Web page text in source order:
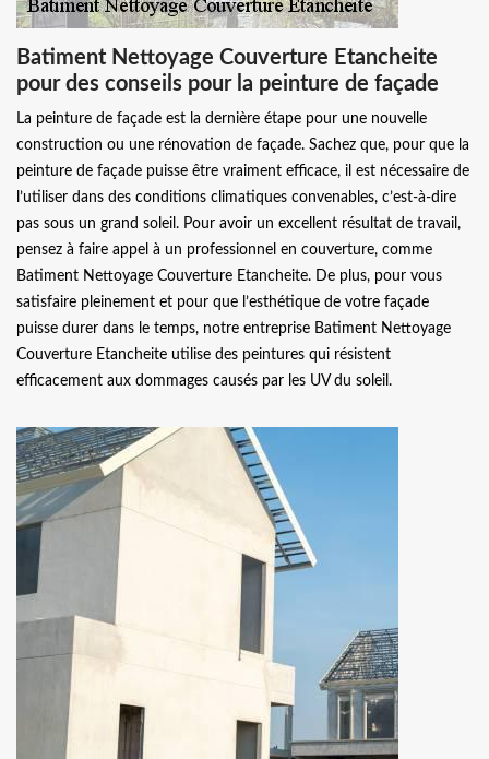
Batiment Nettoyage Couverture Etancheite
pour des conseils pour la peinture de façade
La peinture de façade est la dernière étape pour une nouvelle
construction ou une rénovation de façade. Sachez que, pour que la
peinture de façade puisse être vraiment efficace, il est nécessaire de
l’utiliser dans des conditions climatiques convenables, c’est-à-dire
pas sous un grand soleil. Pour avoir un excellent résultat de travail,
pensez à faire appel à un professionnel en couverture, comme
Batiment Nettoyage Couverture Etancheite. De plus, pour vous
satisfaire pleinement et pour que l’esthétique de votre façade
puisse durer dans le temps, notre entreprise Batiment Nettoyage
Couverture Etancheite utilise des peintures qui résistent
efficacement aux dommages causés par les UV du soleil.